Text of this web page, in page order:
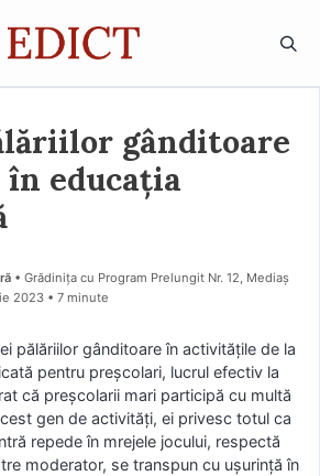
gânditoare
educația
• Grădinița cu Program Prelungit Nr. 12, Mediaș
2023 • 7 minute
pălăriilor gânditoare în activitățile de la
pentru preșcolari, lucrul efectiv la
că preșcolarii mari participă cu multă
gen de activități, ei privesc totul ca
repede în mrejele jocului, respectă
moderator, se transpun cu ușurință în